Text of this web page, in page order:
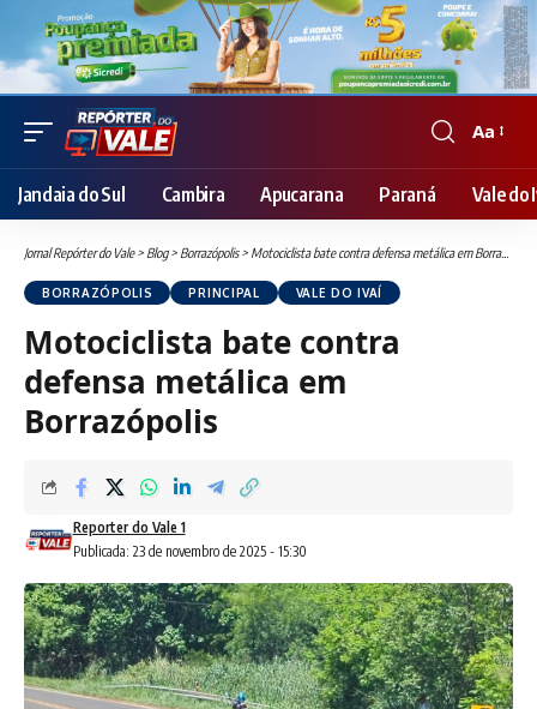
Font
Resizer
Aa
Jandaia do Sul Cambira Apucarana Paraná Vale do
Jornal Repórter do Vale> Blog> Borrazópolis> Motociclista bate contra defensa metálica em Borrazópolis
BORRAZÓPOLIS PRINCIPAL VALE DO IVAÍ
Motociclista bate contra
defensa metálica em
Borrazópolis
Publicada: 23 de novembro de 2025 - 15:30
Reporter do Vale 1